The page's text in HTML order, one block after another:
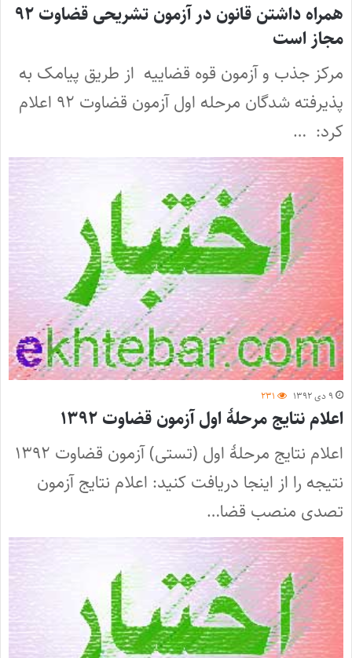
همراه داشتن قانون در آزمون تشریحی قضاوت ۹۲
مجاز است
مرکز جذب و آزمون قوه قضاییه از طریق پیامک به
پذیرفته شدگان مرحله اول آزمون قضاوت ۹۲ اعلام
کرد: …
۹ دی ۱۳۹۲ ۲۳۱
اعلام نتایج مرحلۀ اول آزمون قضاوت ۱۳۹۲
اعلام نتایج مرحلۀ اول (تستی) آزمون قضاوت ۱۳۹۲
نتیجه را از اینجا دریافت کنید: اعلام نتایج آزمون
تصدی منصب قضا…